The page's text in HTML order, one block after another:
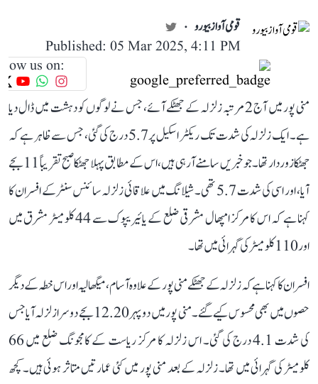
قومی آواز بیورو
Published: 05 Mar 2025, 4:11 PM
us on:
منی پور میں آج 2 مرتبہ زلزلہ کے جھٹکے آئے، جس نے لوگوں کو دہشت میں ڈال دیا
ہے۔ ایک زلزلہ کی شدت تک ریکٹر اسکیل پر 5.7 درج کی گئی، جس سے ظاہر ہے کہ
جھٹکا زوردار تھا۔ جو خبریں سامنے آ رہی ہیں، اس کے مطابق پہلا جھٹکا صبح تقریباً 11 بجے
آیا، اور اسی کی شدت 5.7 تھی۔ شیلانگ میں علاقائی زلزلہ سائنس سنٹر کے افسران کا
کہنا ہے کہ اس کا مرکز امپھال مشرقی ضلع کے یائیریپوک سے 44 کلومیٹر مشرق میں
اور 110 کلومیٹر کی گہرائی میں تھا۔
افسران کا کہنا ہے کہ زلزلہ کے جھٹکے منی پور کے علاوہ آسام، میگھالیہ اور اس خطہ کے دیگر
حصوں میں بھی محسوس کیے گئے۔ منی پور میں دوپہر 12.20 بجے دوسرا زلزلہ آیا جس
کی شدت 4.1 درج کی گئی۔ اس زلزلہ کا مرکز ریاست کے کامجونگ ضلع میں 66
کلومیٹر کی گہرائی میں تھا۔ زلزلہ کے بعد منی پور میں کئی عمارتیں متاثر ہوئی ہیں۔ کچھ